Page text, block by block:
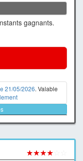
gagnants.
21/05/2026. Valable
★★★★